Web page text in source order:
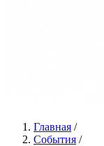
Главная /
События /